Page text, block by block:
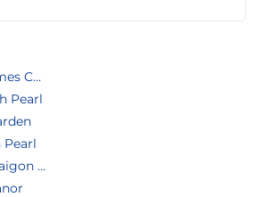
Thuê căn hộ Vinhomes Central Park
Pearl
Pearl
Thuê căn hộ Opal Saigon Pearl